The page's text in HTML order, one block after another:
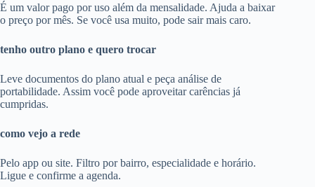
É um valor pago por uso além da mensalidade. Ajuda a baixar
o preço por mês. Se você usa muito, pode sair mais caro.
tenho outro plano e quero trocar
Leve documentos do plano atual e peça análise de
portabilidade. Assim você pode aproveitar carências já
cumpridas.
como vejo a rede
Pelo app ou site. Filtro por bairro, especialidade e horário.
Ligue e confirme a agenda.